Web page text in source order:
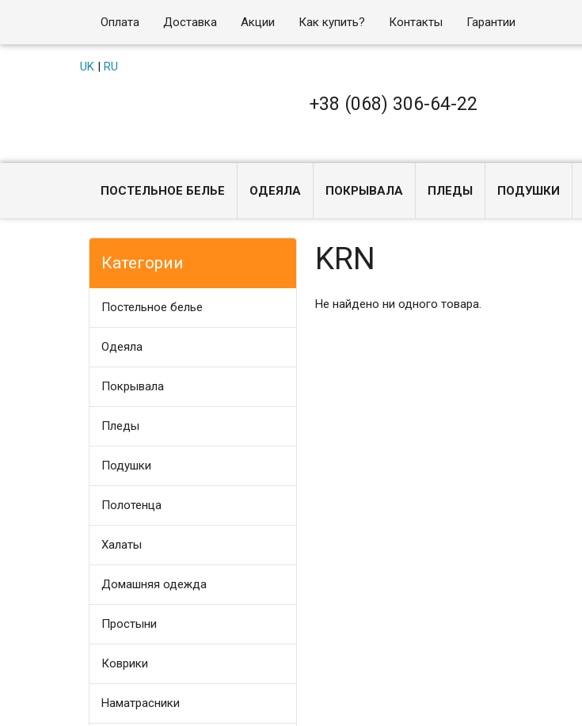
Оплата Доставка Акции Как купить? Контакты Гарантии
UK| RU
+38 (068) 306-64-22
ПОСТЕЛЬНОЕ БЕЛЬЕ ОДЕЯЛА ПОКРЫВАЛА ПЛЕДЫ ПОДУШКИ
Категории
Постельное белье
Одеяла
Покрывала
Пледы
Подушки
Полотенца
Халаты
Домашняя одежда
Простыни
Коврики
Наматрасники
KRN
Не найдено ни одного товара.